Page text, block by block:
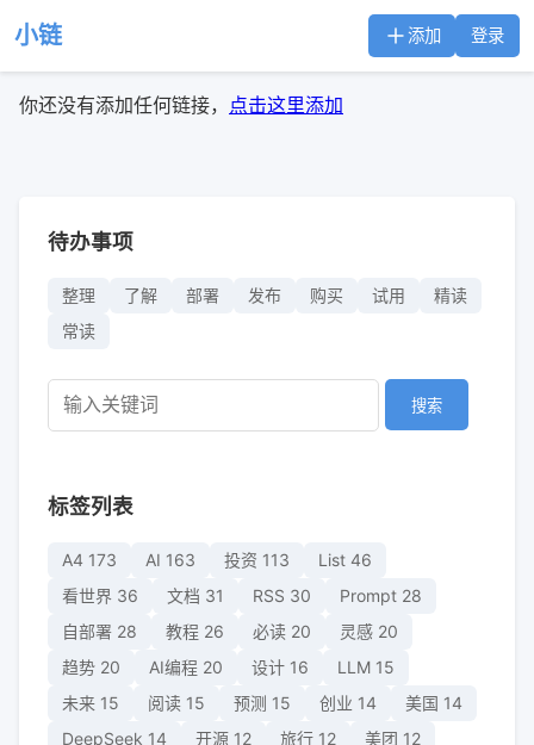
小链 添加 登录
你还没有添加任何链接， 点击这里添加
待办事项
整理 了解 部署 发布 购买 试用
精读
常读
搜索
标签列表
A4 173 AI 163 投资 113 List 46
看世界 36 文档 31 RSS 30 Prompt 28
自部署 28 教程 26 必读 20 灵感 20
趋势 20 AI编程 20 设计 16 LLM 15
未来 15 阅读 15 预测 15 创业 14 美国 14
DeepSeek 14 开源 12 旅行 12 美团 12